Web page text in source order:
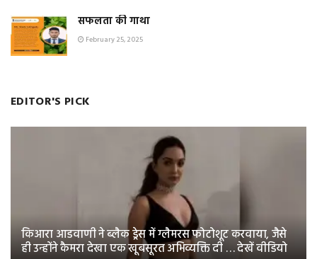
सफलता की गाथा
February 25, 2025
EDITOR'S PICK
किआरा आडवाणी ने ब्लैक ड्रेस में ग्लैमरस फोटोशूट करवाया, जैसे
ही उन्होंने कैमरा देखा एक खूबसूरत अभिव्यक्ति दी … देखें वीडियो